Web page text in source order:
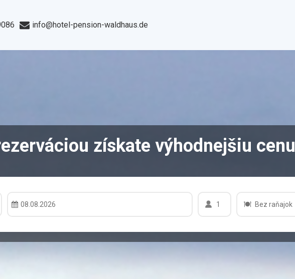
info@hotel-pension-waldhaus.de
získate výhodnejšiu cenu
08.08.2026 1 Bez raňajok